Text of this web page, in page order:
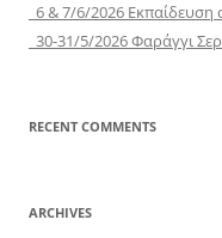
6 & 7/6/2026
30-31/5/2026 Φαράγγι
RECENT COMMENTS
ARCHIVES